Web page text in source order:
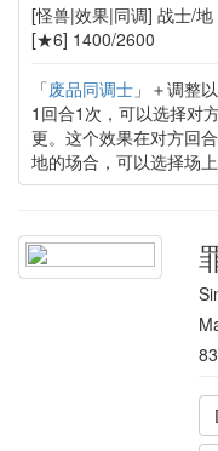
[怪兽|效果|同调] 战士/地
[★6] 1400/2600
「废品同调士」＋调整
1回合1次，可以选择对
更。这个效果在对方回
地的场合，可以选择场